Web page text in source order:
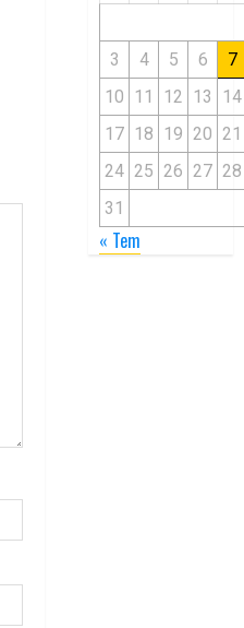
3 4 5 6
7
10 11 12 13
14
17 18 19 20 21
24 25 26 27 28
31
« Tem